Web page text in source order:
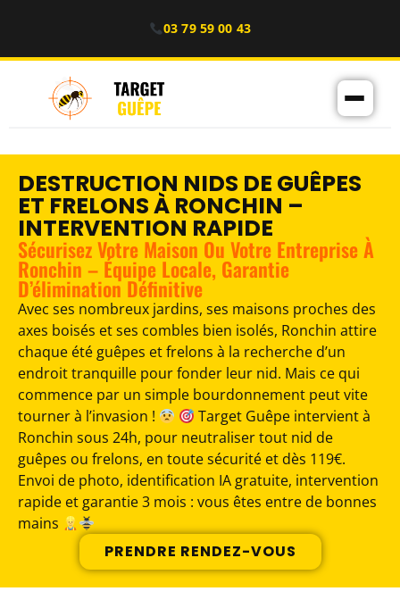
03 79 59 00 43
DESTRUCTION NIDS DE GUÊPES
ET FRELONS À RONCHIN –
INTERVENTION RAPIDE
Sécurisez Votre Maison Ou Votre Entreprise À
Ronchin – Équipe Locale, Garantie
D’élimination Définitive
Avec ses nombreux jardins, ses maisons proches des
axes boisés et ses combles bien isolés, Ronchin attire
chaque été guêpes et frelons à la recherche d’un
endroit tranquille pour fonder leur nid. Mais ce qui
commence par un simple bourdonnement peut vite
tourner à l’invasion !
Target Guêpe intervient à
Ronchin sous 24h, pour neutraliser tout nid de
guêpes ou frelons, en toute sécurité et dès 119€.
Envoi de photo, identification IA gratuite, intervention
rapide et garantie 3 mois : vous êtes entre de bonnes
mains
PRENDRE RENDEZ-VOUS